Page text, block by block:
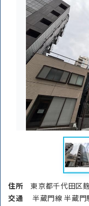
住所東京都千代田
交通
半蔵門線 半蔵